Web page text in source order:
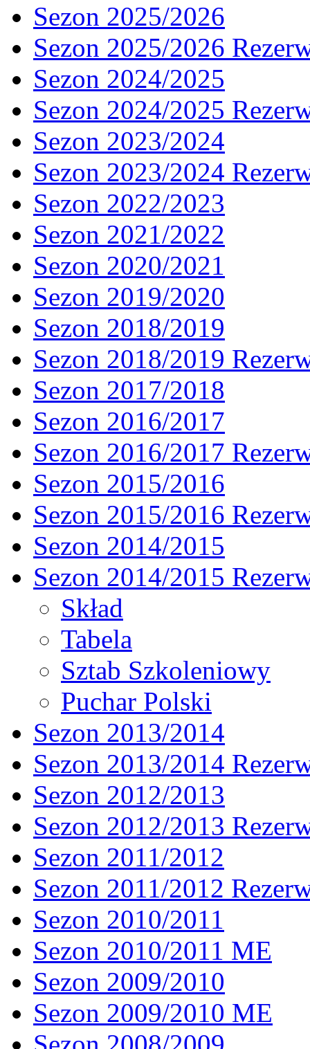
Sezon 2025/2026
Sezon 2025/2026
Sezon 2024/2025
Sezon 2024/2025
Sezon 2023/2024
Sezon 2023/2024
Sezon 2022/2023
Sezon 2021/2022
Sezon 2020/2021
Sezon 2019/2020
Sezon 2018/2019
Sezon 2018/2019
Sezon 2017/2018
Sezon 2016/2017
Sezon 2016/2017
Sezon 2015/2016
Sezon 2015/2016
Sezon 2014/2015
Sezon 2014/2015
Skład
Tabela
Sztab Szkoleniowy
Puchar Polski
Sezon 2013/2014
Sezon 2013/2014
Sezon 2012/2013
Sezon 2012/2013
Sezon 2011/2012
Sezon 2011/2012
Sezon 2010/2011
Sezon 2010/2011 ME
Sezon 2009/2010
Sezon 2009/2010 ME